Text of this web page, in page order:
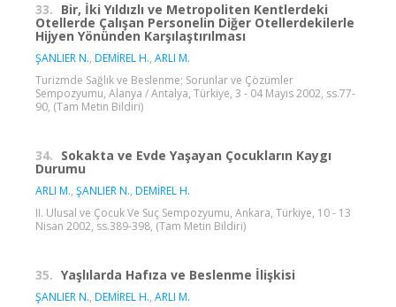
33. Bir, İki Yıldızlı ve Metropoliten Kentlerdeki
Otellerde Çalışan Personelin Diğer Otellerdekilerle
Hijyen Yönünden Karşılaştırılması
ŞANLIER N., DEMİREL H., ARLI M.
Turizmde Sağlık ve Beslenme; Sorunlar ve Çözümler
Sempozyumu, Alanya / Antalya, Türkiye, 3 - 04 Mayıs 2002, ss.77-
90, (Tam Metin Bildiri)
34. Sokakta ve Evde Yaşayan Çocukların Kaygı
Durumu
ARLI M., ŞANLIER N., DEMİREL H.
II. Ulusal ve Çocuk Ve Suç Sempozyumu, Ankara, Türkiye, 10 - 13
Nisan 2002, ss.389-398, (Tam Metin Bildiri)
35. Yaşlılarda Hafıza ve Beslenme İlişkisi
ŞANLIER N., DEMİREL H., ARLI M.